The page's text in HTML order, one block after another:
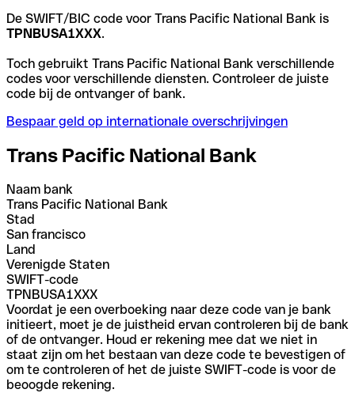
De SWIFT/BIC code voor Trans Pacific National Bank is
TPNBUSA1XXX.
Toch gebruikt Trans Pacific National Bank verschillende
codes voor verschillende diensten. Controleer de juiste
code bij de ontvanger of bank.
Bespaar geld op internationale overschrijvingen
Trans Pacific National Bank
Naam bank
Trans Pacific National Bank
Stad
San francisco
Land
Verenigde Staten
SWIFT-code
TPNBUSA1XXX
Voordat je een overboeking naar deze code van je bank
initieert, moet je de juistheid ervan controleren bij de bank
of de ontvanger. Houd er rekening mee dat we niet in
staat zijn om het bestaan van deze code te bevestigen of
om te controleren of het de juiste SWIFT-code is voor de
beoogde rekening.